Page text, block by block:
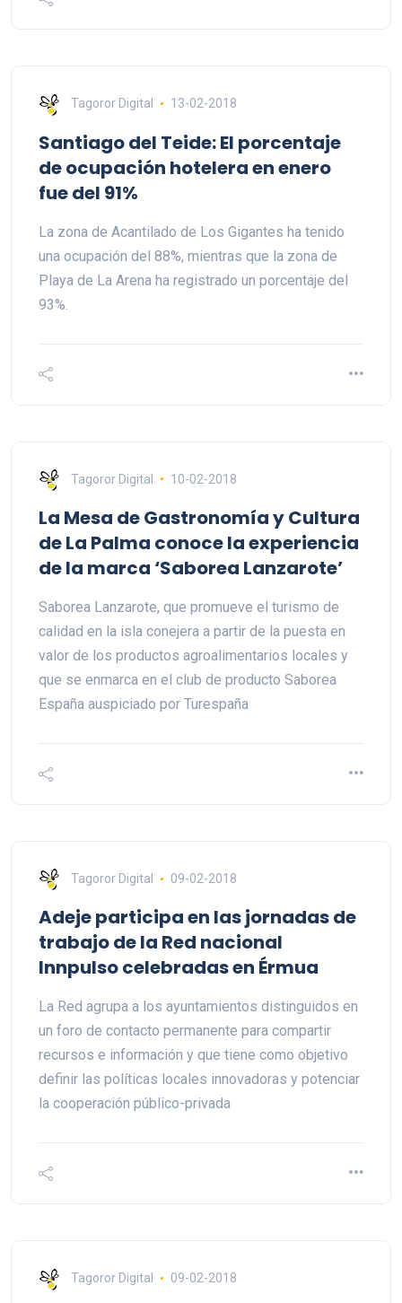
Tagoror Digital 13-02-2018
Santiago del Teide: El porcentaje
de ocupación hotelera en enero
fue del 91%
La zona de Acantilado de Los Gigantes ha tenido
una ocupación del 88%, mientras que la zona de
Playa de La Arena ha registrado un porcentaje del
93%.
Tagoror Digital 10-02-2018
La Mesa de Gastronomía y Cultura
de La Palma conoce la experiencia
de la marca ‘Saborea Lanzarote’
Saborea Lanzarote, que promueve el turismo de
calidad en la isla conejera a partir de la puesta en
valor de los productos agroalimentarios locales y
que se enmarca en el club de producto Saborea
España auspiciado por Turespaña
Tagoror Digital 09-02-2018
Adeje participa en las jornadas de
trabajo de la Red nacional
Innpulso celebradas en Érmua
La Red agrupa a los ayuntamientos distinguidos en
un foro de contacto permanente para compartir
recursos e información y que tiene como objetivo
definir las políticas locales innovadoras y potenciar
la cooperación público-privada
Tagoror Digital 09-02-2018